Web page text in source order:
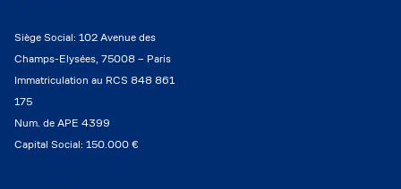
Siège Social: 102 Avenue des
Champs-Elysées, 75008 – Paris
Immatriculation au RCS 848 861
175
Num. de APE 4399
Capital Social: 150.000 €